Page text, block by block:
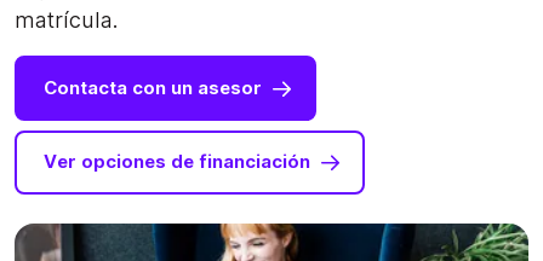
matrícula.
Contacta con un asesor
Ver opciones de financiación